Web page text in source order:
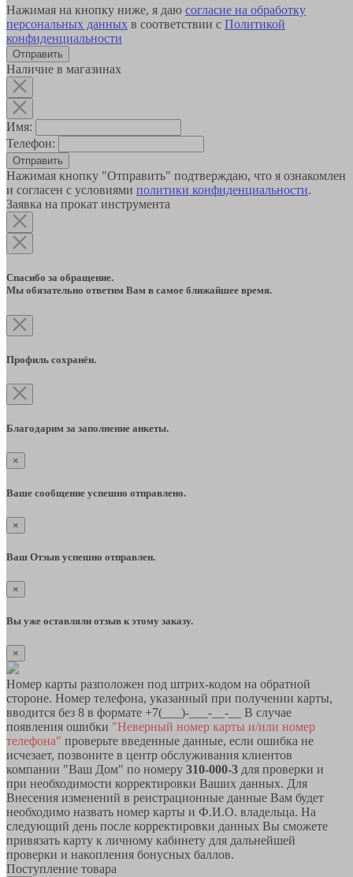
Нажимая на кнопку ниже, я даю согласие на обработку
персональных данных в соответствии с Политикой
конфиденциальности
Наличие в магазинах
Имя:
Телефон:
Отправить
Нажимая кнопку "Отправить" подтверждаю, что я ознакомлен
и согласен с условиями политики конфиденциальности.
Заявка на прокат инструмента
Спасибо за обращение.
Мы обязательно ответим Вам в самое ближайшее время.
Профиль сохранён.
Благодарим за заполнение анкеты.
×
Ваше сообщение успешно отправлено.
×
Ваш Отзыв успешно отправлен.
×
Вы уже оставляли отзыв к этому заказу.
×
Номер карты разположен под штрих-кодом на обратной
стороне. Номер телефона, указанный при получении карты,
вводится без 8 в формате +7(___)-___-__-__ В случае
появления ошибки "Неверный номер карты и/или номер
телефона" проверьте введенные данные, если ошибка не
исчезает, позвоните в центр обслуживания клиентов
компании "Ваш Дом" по номеру 310-000-3 для проверки и
при необходимости корректировки Ваших данных. Для
Внесения изменений в реистрационные данные Вам будет
необходимо назвать номер карты и Ф.И.О. владельца. На
следующий день после корректировки данных Вы сможете
привязать карту к личному кабинету для дальнейшей
проверки и накопления бонусных баллов.
Поступление товара